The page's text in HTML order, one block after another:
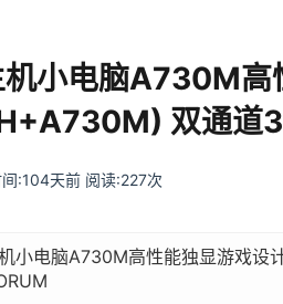
小电脑A730M高
双通道
:104天前 阅读:227次
小电脑A730M高性能独显游戏